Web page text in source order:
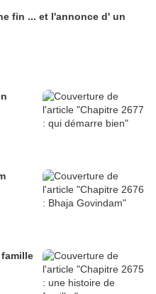
fin ... et l'annonce d' un